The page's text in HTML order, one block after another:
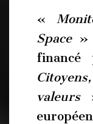
«
Space»
financé
valeurs»